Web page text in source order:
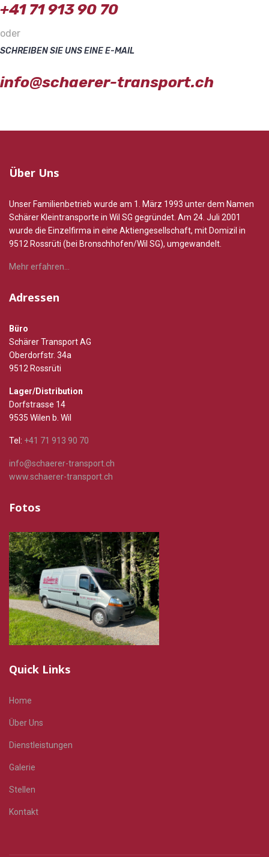
+41 71 913 90 70
oder
SCHREIBEN SIE UNS EINE E-MAIL
info@schaerer-transport.ch
Über Uns
Unser Familienbetrieb wurde am 1. März 1993 unter dem Namen
Schärer Kleintransporte in Wil SG gegründet. Am 24. Juli 2001
wurde die Einzelfirma in eine Aktiengesellschaft, mit Domizil in
9512 Rossrüti (bei Bronschhofen/Wil SG), umgewandelt.
Mehr erfahren...
Adressen
Büro
Schärer Transport AG
Oberdorfstr. 34a
9512 Rossrüti
Lager/Distribution
Dorfstrasse 14
9535 Wilen b. Wil
Tel: +41 71 913 90 70
info@schaerer-transport.ch
www.schaerer-transport.ch
Fotos
Quick Links
Home
Über Uns
Dienstleistungen
Galerie
Stellen
Kontakt